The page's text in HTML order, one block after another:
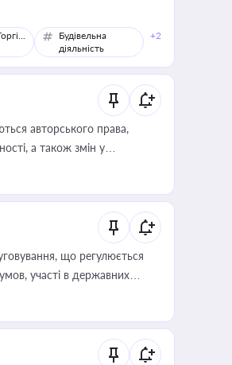
Торгівля
Будівельна
діяльність
+2
авторського права,
а також змін у
що регулюється
участі в державних